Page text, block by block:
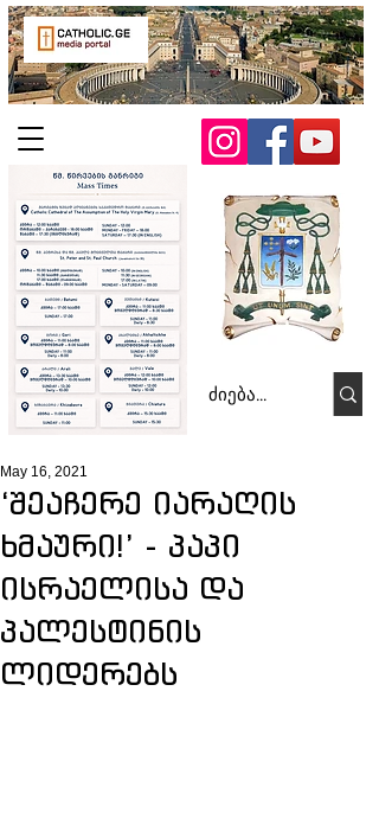
‘შეაჩერე იარაღის
ხმაური!’ - პაპი
ისრაელისა და
პალესტინის
ლიდერებს
May 16, 2021